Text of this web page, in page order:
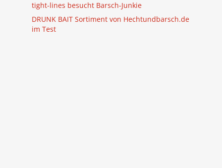
tight-lines besucht Barsch-Junkie
DRUNK BAIT Sortiment von Hechtundbarsch.de
im Test